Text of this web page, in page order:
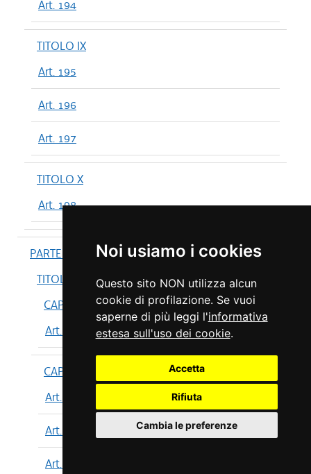
Noi usiamo i cookies
Questo sito NON utilizza alcun
cookie di profilazione. Se vuoi
saperne di più leggi l'informativa
estesa sull'uso dei cookie.
Accetta
Rifiuta
Cambia le preferenze
Art. 194
TITOLO IX
Art. 195
Art. 196
Art. 197
TITOLO X
Art. 198
PARTE IV
TITOLO I
CAPO I
Art. 199
CAPO II
Art. 200
Art. 201
Art. 202